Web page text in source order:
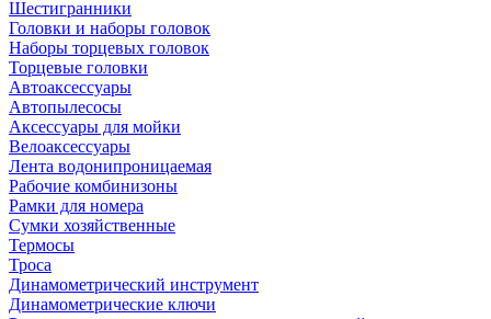
Шестигранники
Головки и наборы головок
Наборы торцевых головок
Торцевые головки
Автоаксессуары
Автопылесосы
Аксессуары для мойки
Велоаксессуары
Лента водонипроницаемая
Рабочие комбинизоны
Рамки для номера
Сумки хозяйственные
Термосы
Троса
Динамометрический инструмент
Динамометрические ключи